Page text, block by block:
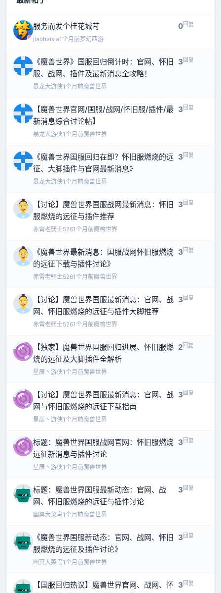
服务而发个桂花城苛
jiaohaixia1个月前梦幻西游
0回复
《魔兽世界》国服回归倒计时：官网、怀旧
服、战网、插件及最新消息全攻略！
暴龙大游侠1个月前魔兽世界
3 回复
【魔兽世界官网/国服/战网/怀旧服/插件/最
新消息综合讨论帖】
暴龙大游侠1个月前魔兽世界
3 回复
《魔兽世界国服回归在即？怀旧服燃烧的远
征、大脚插件与官网最新消息》
暴龙大游侠1个月前魔兽世界
3 回复
【讨论】魔兽世界国服战网最新消息：怀旧
服燃烧的远征与插件推荐
赤霄老骑士5261个月前魔兽世界
3 回复
《魔兽世界最新消息：国服战网怀旧服燃烧
的远征下载与插件讨论》
赤霄老骑士5261个月前魔兽世界
3 回复
【讨论】魔兽世界国服最新消息：官网、战
网、怀旧服燃烧的远征与插件大脚推荐
赤霄老骑士5261个月前魔兽世界
3 回复
【独家】魔兽世界国服回归进展、怀旧服燃
烧的远征及大脚插件全解析
星辰丶游侠1个月前魔兽世界
2回复
【讨论】魔兽世界国服最新消息：官网、战
网与怀旧服燃烧的远征下载指南
星辰丶游侠1个月前魔兽世界
3 回复
标题：魔兽世界国服战网官网：怀旧服燃烧
远征新消息与插件讨论
星辰丶游侠1个月前魔兽世界
3 回复
标题：魔兽世界国服最新动态：官网、战
网、怀旧服燃烧的远征与插件讨论
幽冥大菜鸟1个月前魔兽世界
3 回复
《魔兽世界国服新动态：官网、战网、怀旧
服燃烧的远征及插件讨论》
幽冥大菜鸟1个月前魔兽世界
3 回复
【国服回归热议】魔兽世界官网、战网、怀 3 回复